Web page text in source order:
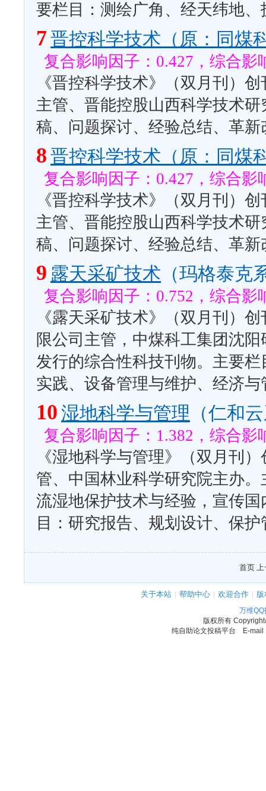
要栏目：测绘广角、经天纬地
7晋控科学技术（原：同煤
复合影响因子：0.427，综合影
《晋控科学技术》（双月刊）
主管、晋能控股山西科学技术
稿、问题探讨、经验总结、革
8 晋控科学技术（原：同煤
复合影响因子：0.427，综合影
《晋控科学技术》（双月刊）
主管、晋能控股山西科学技术
稿、问题探讨、经验总结、革
9 露天采矿技术 （玛格泰克
复合影响因子：0.752，综合影
《露天采矿技术》（双月刊）
限公司主管，中煤科工集团沈
发行的综合性科技刊物。主要
实践、设备管理与维护、经济与
10 湿地科学与管理 （仁和
复合影响因子：1.382，综合影
《湿地科学与管理》（双月刊
管、中国林业科学研究院主办
流湿地保护技术与经验，宣传
目：研究报告、规划设计、保护
首页 上
关于本站 | 帮助中心 | 欢迎合作 |
万维
版权所有
纯自助论文投稿平台 E-mail